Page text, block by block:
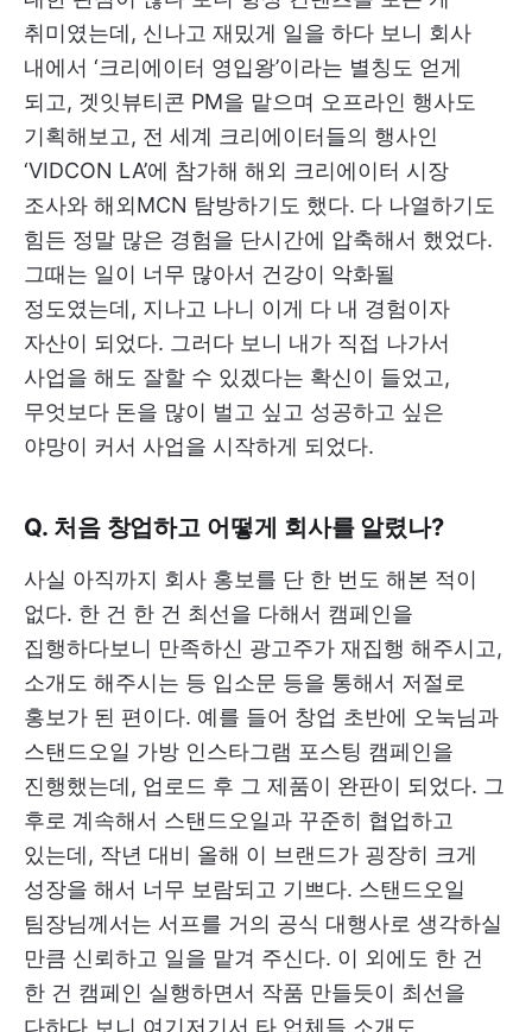
취미였는데, 신나고 재밌게 일을 하다 보니 회사
내에서 ‘크리에이터 영입왕’이라는 별칭도 얻게
되고, 겟잇뷰티콘 PM을 맡으며 오프라인 행사도
기획해보고, 전 세계 크리에이터들의 행사인
‘VIDCON LA’에 참가해 해외 크리에이터 시장
조사와 해외MCN 탐방하기도 했다. 다 나열하기도
힘든 정말 많은 경험을 단시간에 압축해서 했었다.
그때는 일이 너무 많아서 건강이 악화될
정도였는데, 지나고 나니 이게 다 내 경험이자
자산이 되었다. 그러다 보니 내가 직접 나가서
사업을 해도 잘할 수 있겠다는 확신이 들었고,
무엇보다 돈을 많이 벌고 싶고 성공하고 싶은
야망이 커서 사업을 시작하게 되었다.
Q. 처음 창업하고 어떻게 회사를 알렸나?
사실 아직까지 회사 홍보를 단 한 번도 해본 적이
없다. 한 건 한 건 최선을 다해서 캠페인을
집행하다보니 만족하신 광고주가 재집행 해주시고,
소개도 해주시는 등 입소문 등을 통해서 저절로
홍보가 된 편이다. 예를 들어 창업 초반에 오눅님과
스탠드오일 가방 인스타그램 포스팅 캠페인을
진행했는데, 업로드 후 그 제품이 완판이 되었다. 그
후로 계속해서 스탠드오일과 꾸준히 협업하고
있는데, 작년 대비 올해 이 브랜드가 굉장히 크게
성장을 해서 너무 보람되고 기쁘다. 스탠드오일
팀장님께서는 서프를 거의 공식 대행사로 생각하실
만큼 신뢰하고 일을 맡겨 주신다. 이 외에도 한 건
한 건 캠페인 실행하면서 작품 만들듯이 최선을
다하다 보니 여기저기서 타 업체들 소개도